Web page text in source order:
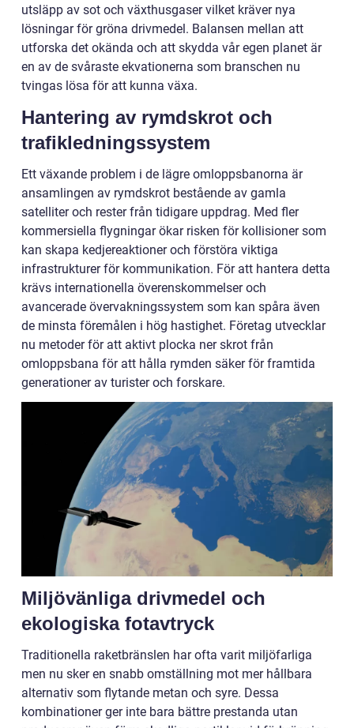
utsläpp av sot och växthusgaser vilket kräver nya
lösningar för gröna drivmedel. Balansen mellan att
utforska det okända och att skydda vår egen planet är
en av de svåraste ekvationerna som branschen nu
tvingas lösa för att kunna växa.
Hantering av rymdskrot och
trafikledningssystem
Ett växande problem i de lägre omloppsbanorna är
ansamlingen av rymdskrot bestående av gamla
satelliter och rester från tidigare uppdrag. Med fler
kommersiella flygningar ökar risken för kollisioner som
kan skapa kedjereaktioner och förstöra viktiga
infrastrukturer för kommunikation. För att hantera detta
krävs internationella överenskommelser och
avancerade övervakningssystem som kan spåra även
de minsta föremålen i hög hastighet. Företag utvecklar
nu metoder för att aktivt plocka ner skrot från
omloppsbana för att hålla rymden säker för framtida
generationer av turister och forskare.
Miljövänliga drivmedel och
ekologiska fotavtryck
Traditionella raketbränslen har ofta varit miljöfarliga
men nu sker en snabb omställning mot mer hållbara
alternativ som flytande metan och syre. Dessa
kombinationer ger inte bara bättre prestanda utan